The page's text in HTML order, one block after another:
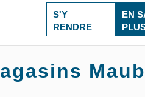
EN
S'Y
RENDRE